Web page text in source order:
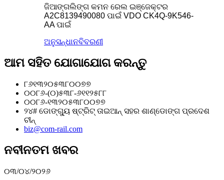
ଜିଆଙ୍ଗଲିଙ୍ଗ କମନ ରେଲ ଇଞ୍ଜେକ୍ଟର
A2C8139490080 ପାଇଁ VDO CK4Q-9K546-
AA ପାଇଁ
ଅନୁସନ୍ଧାନବିବରଣୀ
ଆମ ସହିତ ଯୋଗାଯୋଗ କରନ୍ତୁ
୮୬୧୩୨୦୫୩୮୦୦୭୭
୦୦୮୬-(୦)୫୩୮-୬୧୧୨୫୮୮
୦୦୮୬-୧୩୨୦୫୩୮୦୦୭୭
୨୪# ଡୋଙ୍ଗ୍ୟୁ ଷ୍ଟ୍ରିଟ୍ ତାଇଆନ୍ ସହର ଶାଣ୍ଡୋଙ୍ଗ ପ୍ରଦେଶ
ଚୀନ୍
biz@com-rail.com
ନବୀନତମ ଖବର
୦୩/୦୪/୨୦୨୬